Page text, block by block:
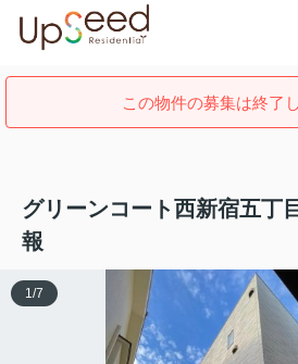
この物件の募集は終了
グリーンコート西新宿五丁
報
1 /7